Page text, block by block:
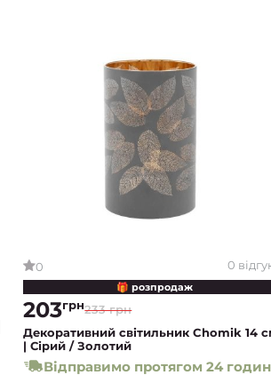
0 0
🎁 розпродаж
233 грн
203грн
Декоративний світильник Chomik 14
| Сірий / Золотий
Відправимо протягом 24 годин